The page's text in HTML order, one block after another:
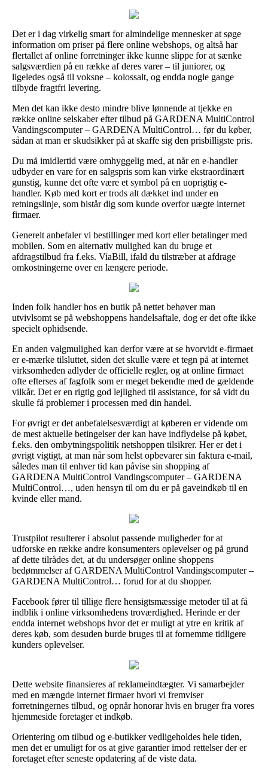
Det er i dag virkelig smart for almindelige mennesker at søge
information om priser på flere online webshops, og altså har
flertallet af online forretninger ikke kunne slippe for at sænke
salgsværdien på en række af deres varer – til juniorer, og
ligeledes også til voksne – kolossalt, og endda nogle gange
tilbyde fragtfri levering.
Men det kan ikke desto mindre blive lønnende at tjekke en
række online selskaber efter tilbud på GARDENA MultiControl
Vandingscomputer – GARDENA MultiControl… før du køber,
sådan at man er skudsikker på at skaffe sig den prisbilligste pris.
Du må imidlertid være omhyggelig med, at når en e-handler
udbyder en vare for en salgspris som kan virke ekstraordinært
gunstig, kunne det ofte være et symbol på en uoprigtig e-
handler. Køb med kort er trods alt dækket ind under en
retningslinje, som bistår dig som kunde overfor uægte internet
firmaer.
Generelt anbefaler vi bestillinger med kort eller betalinger med
mobilen. Som en alternativ mulighed kan du bruge et
afdragstilbud fra f.eks. ViaBill, ifald du tilstræber at afdrage
omkostningerne over en længere periode.
Inden folk handler hos en butik på nettet behøver man
utvivlsomt se på webshoppens handelsaftale, dog er det ofte ikke
specielt ophidsende.
En anden valgmulighed kan derfor være at se hvorvidt e-firmaet
er e-mærke tilsluttet, siden det skulle være et tegn på at internet
virksomheden adlyder de officielle regler, og at online firmaet
ofte efterses af fagfolk som er meget bekendte med de gældende
vilkår. Det er en rigtig god lejlighed til assistance, for så vidt du
skulle få problemer i processen med din handel.
For øvrigt er det anbefalelsesværdigt at køberen er vidende om
de mest aktuelle betingelser der kan have indflydelse på købet,
f.eks. den ombytningspolitik netshoppen tilsikrer. Her er det i
øvrigt vigtigt, at man når som helst opbevarer sin faktura e-mail,
således man til enhver tid kan påvise sin shopping af
GARDENA MultiControl Vandingscomputer – GARDENA
MultiControl…, uden hensyn til om du er på gaveindkøb til en
kvinde eller mand.
Trustpilot resulterer i absolut passende muligheder for at
udforske en række andre konsumenters oplevelser og på grund
af dette tilrådes det, at du undersøger online shoppens
bedømmelser af GARDENA MultiControl Vandingscomputer –
GARDENA MultiControl… forud for at du shopper.
Facebook fører til tillige flere hensigtsmæssige metoder til at få
indblik i online virksomhedens troværdighed. Herinde er der
endda internet webshops hvor det er muligt at ytre en kritik af
deres køb, som desuden burde bruges til at fornemme tidligere
kunders oplevelser.
Dette website finansieres af reklameindtægter. Vi samarbejder
med en mængde internet firmaer hvori vi fremviser
forretningernes tilbud, og opnår honorar hvis en bruger fra vores
hjemmeside foretager et indkøb.
Orientering om tilbud og e-butikker vedligeholdes hele tiden,
men det er umuligt for os at give garantier imod rettelser der er
foretaget efter seneste opdatering af de viste data.